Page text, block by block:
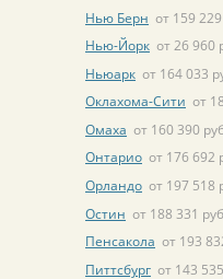
Нью Берн от 159
Нью-Йорк от 26 960
Ньюарк от 164 033
Оклахома-Сити от
Омаха от 160 390
Онтарио от 176 692
Орландо от 197 518
Остин от 188 331
Пенсакола от 193
Питтсбург от 143